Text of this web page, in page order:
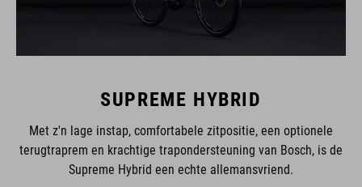
SUPREME HYBRID
Met z'n lage instap, comfortabele zitpositie, een optionele
terugtraprem en krachtige trapondersteuning van Bosch, is de
Supreme Hybrid een echte allemansvriend.